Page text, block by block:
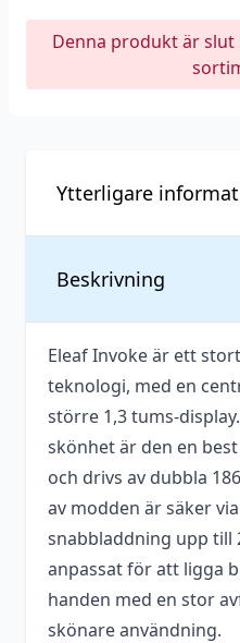
Denna produkt är
Beskrivning
Eleaf Invoke är ett
teknologi, med en
större 1,3 tums-
skönhet är den en
och drivs av dubbla
av modden är säker
snabbladdning upp till
anpassat för att ligga
handen med en stor
skönare användning.
Ytterligare
Vikt
Tillverkare
Typ
Egenskaper